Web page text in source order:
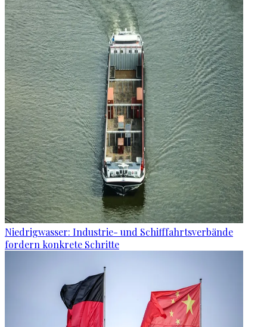
Niedrigwasser: Industrie- und Schifffahrtsverbände
fordern konkrete Schritte